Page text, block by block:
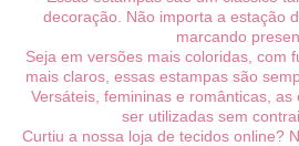
decoração. Não importa a estação
marcando
Seja em versões mais coloridas, com
mais claros, essas estampas são
Versáteis, femininas e românticas,
ser utilizadas sem
Curtiu a nossa loja de tecidos online?